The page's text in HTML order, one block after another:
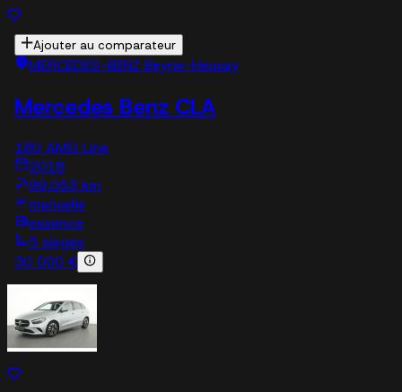
Ajouter au comparateur
MERCEDES-BENZ Beyne-Heusay
Mercedes Benz CLA
180 AMG Line
2018
99,053 km
manuelle
essence
5 sieges
30 000 €